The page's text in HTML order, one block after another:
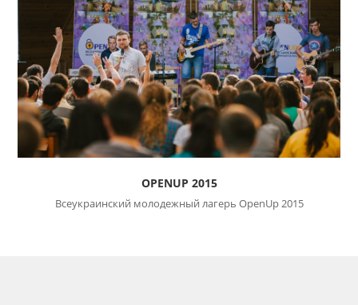
OPENUP 2015
Всеукраинский молодежный лагерь OpenUp 2015